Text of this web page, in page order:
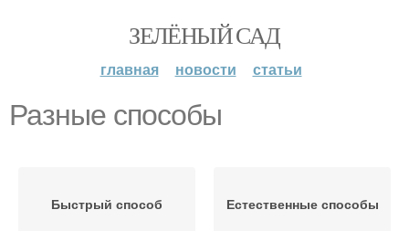
ЗЕЛЁНЫЙ САД
главная новости статьи
Разные способы
Быстрый способ Естественные способы